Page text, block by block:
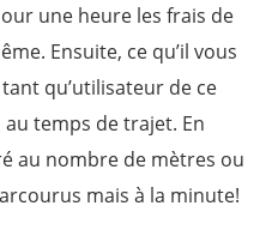
une heure les frais de
Ensuite, ce qu’il vous
qu’utilisateur de ce
temps de trajet. En
au nombre de mètres ou
mais à la minute!